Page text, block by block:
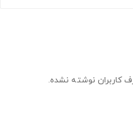
کاربران نوشته نشده.